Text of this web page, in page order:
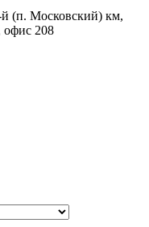
й (п. Московский) км,
офис 208